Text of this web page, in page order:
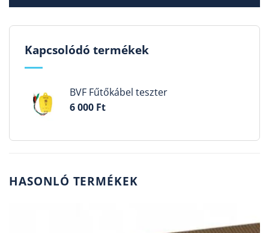
Kapcsolódó termékek
BVF Fűtőkábel teszter
6 000 Ft
HASONLÓ TERMÉKEK